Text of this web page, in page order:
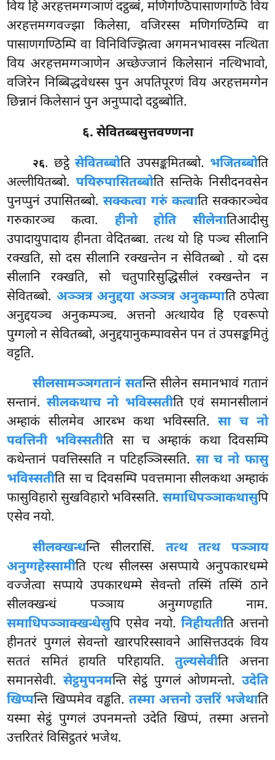
विय हि अरहत्तमग्गञाणं दट्ठब्बं, मणिगण्ठिपासाणगण्ठि विय
अरहत्तमग्गवज्झा किलेसा, वजिरस्स मणिगण्ठिम्पि वा
पासाणगण्ठिम्पि वा विनिविज्झित्वा अगमनभावस्स नत्थिता
विय अरहत्तमग्गञाणेन अच्छेज्जानं किलेसानं नत्थिभावो,
वजिरेन निब्बिद्धवेधस्स पुन अपतिपूरणं विय अरहत्तमग्गेन
छिन्नानं किलेसानं पुन अनुप्पादो दट्ठब्बोति.
६. सेवितब्बसुत्तवण्णना
२६. छट्ठेसेवितब्बोति उपसङ्कमितब्बो. भजितब्बोति
अल्लीयितब्बो.पयिरुपासितब्बोति सन्तिके निसीदनवसेन
पुनप्पुनं उपासितब्बो.सक्कत्वा गरुं कत्वाति सक्कारञ्चेव
गरुकारञ्च कत्वा. हीनो होति सीलेनातिआदीसु
उपादायुपादाय हीनता वेदितब्बा. तत्थ यो हि पञ्च सीलानि
रक्खति, सो दस सीलानि रक्खन्तेन न सेवितब्बो . यो दस
सीलानि रक्खति, सो चतुपारिसुद्धिसीलं रक्खन्तेन न
सेवितब्बो. अञ्ञत्र अनुद्दया अञ्ञत्र अनुकम्पाति ठपेत्वा
अनुद्दयञ्च अनुकम्पञ्च. अत्तनो अत्थायेव हि एवरूपो
पुग्गलो न सेवितब्बो, अनुद्दयानुकम्पावसेन पन तं उपसङ्कमितुं
वट्टति.
सीलसामञ्ञगतानं सतन्ति सीलेन समानभावं गतानं
सन्तानं.सीलकथाच नो भविस्सतीति एवं समानसीलानं
अम्हाकं सीलमेव आरब्भ कथा भविस्सति.सा च नो
पवत्तिनी भविस्सतीति सा च अम्हाकं कथा दिवसम्पि
कथेन्तानं पवत्तिस्सति न पटिहञ्ञिस्सति. सा च नो फासु
भविस्सतीति सा च दिवसम्पि पवत्तमाना सीलकथा अम्हाकं
फासुविहारो सुखविहारो भविस्सति. समाधिपञ्ञाकथासुपि
एसेव नयो.
सीलक्खन्धन्ति सीलरासिं. तत्थ तत्थ पञ्ञाय
अनुग्गहेस्सामीति एत्थ सीलस्स असप्पाये अनुपकारधम्मे
वज्जेत्वा सप्पाये उपकारधम्मे सेवन्तो तस्मिं तस्मिं ठाने
सीलक्खन्धं पञ्ञाय अनुग्गण्हाति नाम.
समाधिपञ्ञाक्खन्धेसुपि एसेव नयो.निहीयतीति अत्तनो
हीनतरं पुग्गलं सेवन्तो खारपरिस्सावने आसित्तउदकं विय
सततं समितं हायति परिहायति.तुल्यसेवीति अत्तना
समानसेवी. सेट्ठमुपनमन्ति सेट्ठं पुग्गलं ओणमन्तो. उदेति
खिप्पन्ति खिप्पमेव वड्ढति. तस्मा अत्तनो उत्तरिं भजेथाति
यस्मा सेट्ठं पुग्गलं उपनमन्तो उदेति खिप्पं, तस्मा अत्तनो
उत्तरितरं विसिट्ठतरं भजेथ.